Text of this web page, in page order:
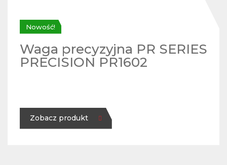
Nowość!
Waga precyzyjna PR SERIES
PRECISION PR1602
Zobacz produkt